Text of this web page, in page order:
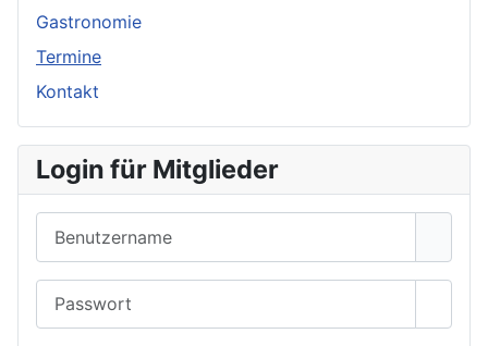
Gastronomie
Termine
Kontakt
Login für Mitglieder